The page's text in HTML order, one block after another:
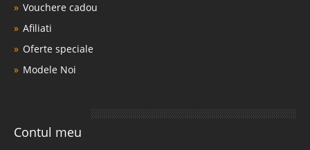
Vouchere cadou
Afiliati
Oferte speciale
Modele Noi
Contul meu